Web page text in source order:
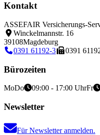
Kontakt
ASSEFAIR Versicherungs-
Winckelmannstr. 16
39108Magdeburg
0391 61192-3
0391
Bürozeiten
MoDo 09:00 - 17:00 UhrFr
Newsletter
Für Newsletter anmelden.